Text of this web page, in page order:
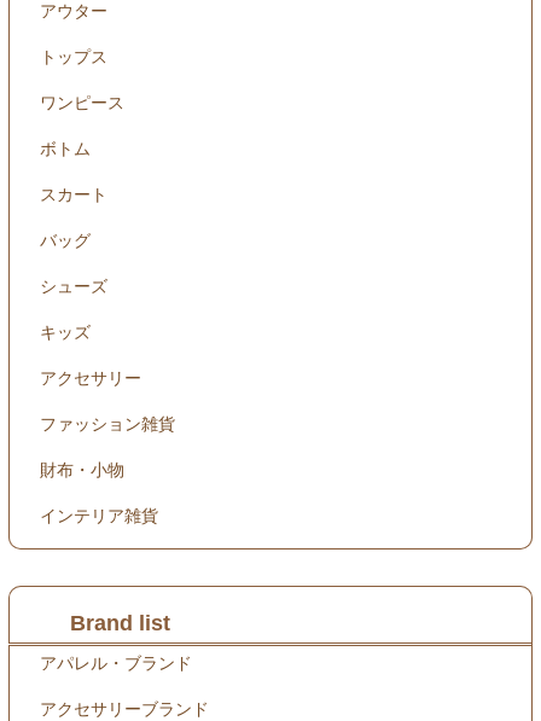
アウター
トップス
ワンピース
ボトム
スカート
バッグ
シューズ
キッズ
アクセサリー
ファッション雑貨
財布・小物
インテリア雑貨
Brand list
アパレル・ブランド
アクセサリーブランド